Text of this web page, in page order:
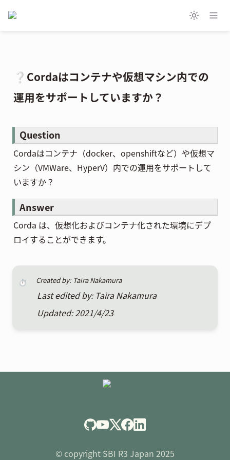
❔Cordaはコンテナや仮想マシン内での
運用をサポートしていますか？
Question
Cordaはコンテナ（docker、openshiftなど）や仮想マ
シン（VMWare、HyperV）内での運用をサポートして
いますか？
Answer
Corda は、仮想化およびコンテナ化された環境にデプ
ロイすることができます。
⏱️ Created by: Taira Nakamura
Last edited by: Taira Nakamura
Updated: 2021/4/23
© copyright SBI R3 Japan 2025